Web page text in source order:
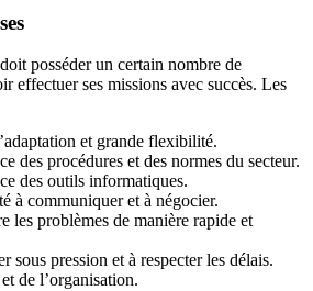
posséder un certain nombre de
effectuer ses missions avec succès. Les
et grande flexibilité.
des procédures et des normes du secteur.
des outils informatiques.
à communiquer et à négocier.
les problèmes de manière rapide et
sous pression et à respecter les délais.
de l’organisation.